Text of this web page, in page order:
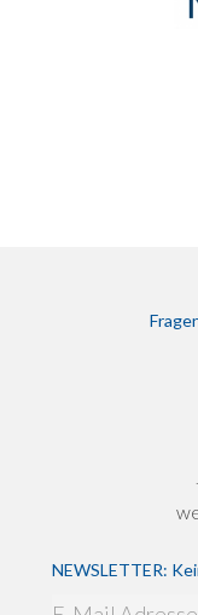
NEWSLETTER: